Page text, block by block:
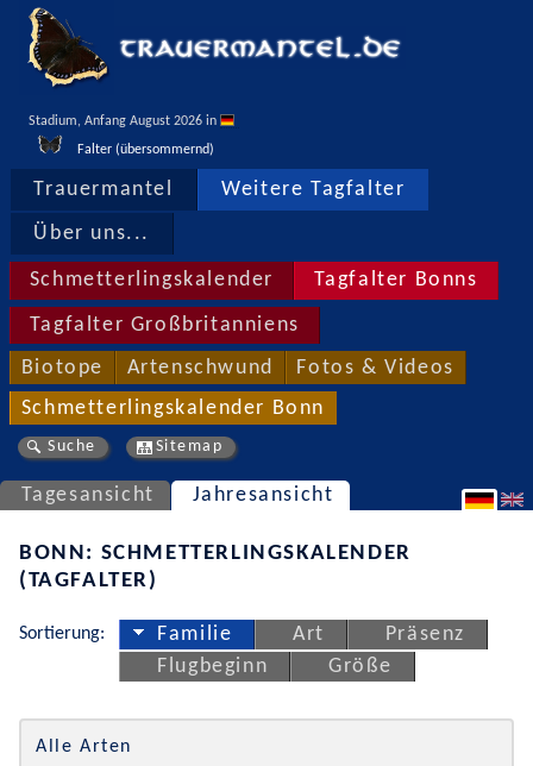
Stadium, Anfang August 2026 in
Falter (übersommernd)
Trauermantel Weitere Tagfalter
Über uns...
Schmetterlingskalender Tagfalter Bonns
Tagfalter Großbritanniens
Biotope Artenschwund Fotos & Videos
Schmetterlingskalender Bonn
Suche Sitemap
Tagesansicht Jahresansicht
BONN: SCHMETTERLINGSKALENDER
(TAGFALTER)
Sortierung: Familie Art
Präsenz
Flugbeginn
Größe
Alle Arten